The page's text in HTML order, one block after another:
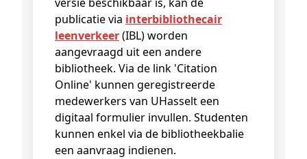
publicatie via interbibliothecair
leenverkeer(IBL) worden
aangevraagd uit een andere
bibliotheek. Via de link 'Citation
Online' kunnen geregistreerde
medewerkers van UHasselt een
digitaal formulier invullen. Studenten
kunnen enkel via de bibliotheekbalie
een aanvraag indienen.